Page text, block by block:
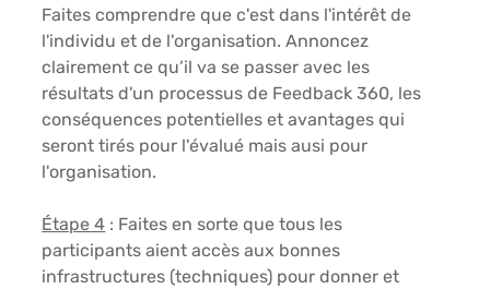
Faites comprendre que c'est dans l'intérêt de
l'individu et de l'organisation. Annoncez
clairement ce qu’il va se passer avec les
résultats d'un processus de Feedback 360, les
conséquences potentielles et avantages qui
seront tirés pour l'évalué mais ausi pour
l'organisation.
Étape 4 : Faites en sorte que tous les
participants aient accès aux bonnes
infrastructures (techniques) pour donner et